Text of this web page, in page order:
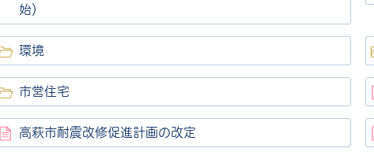
始）
環境
市営住宅
高萩市耐震改修促進計画の改定